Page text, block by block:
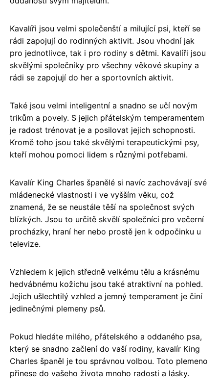
Kavalíři jsou velmi společenští a milující psi, kteří se
rádi zapojují do rodinných aktivit. Jsou vhodní jak
pro jednotlivce, tak i pro rodiny s dětmi. Kavalíři jsou
skvělými společníky pro všechny věkové skupiny a
rádi se zapojují do her a sportovních aktivit.
Také jsou velmi inteligentní a snadno se učí novým
trikům a povely. S jejich přátelským temperamentem
je radost trénovat je a posilovat jejich schopnosti.
Kromě toho jsou také skvělými terapeutickými psy,
kteří mohou pomoci lidem s různými potřebami.
Kavalír King Charles španělé si navíc zachovávají své
mládenecké vlastnosti i ve vyšším věku, což
znamená, že se neustále těší na společnost svých
blízkých. Jsou to určitě skvělí společníci pro večerní
procházky, hraní her nebo prostě jen k odpočinku u
televize.
Vzhledem k jejich středně velkému tělu a krásnému
hedvábnému kožichu jsou také atraktivní na pohled.
Jejich ušlechtilý vzhled a jemný temperament je činí
jedinečnými plemeny psů.
Pokud hledáte milého, přátelského a oddaného psa,
který se snadno začlení do vaší rodiny, kavalír King
Charles španěl je tou správnou volbou. Toto plemeno
přinese do vašeho života mnoho radosti a lásky.